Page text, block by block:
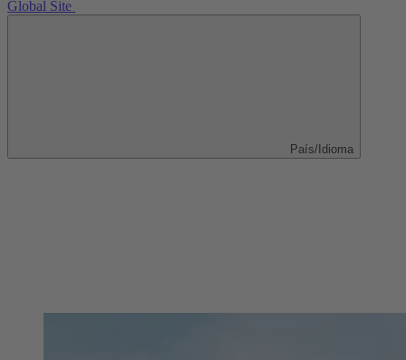
Global Site
País/Idioma